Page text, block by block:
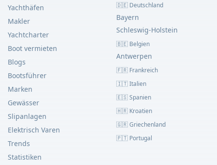
Yachthäfen
Makler
Yachtcharter
Boot vermieten
Blogs
Bootsführer
Marken
Gewässer
Slipanlagen
Elektrisch Varen
Trends
Statistiken
🇩🇪 Deutschland
Bayern
Schleswig-Holstein
🇧🇪 Belgien
Antwerpen
🇫🇷 Frankreich
🇮🇹 Italien
🇪🇸 Spanien
🇭🇷 Kroatien
🇬🇷 Griechenland
🇵🇹 Portugal